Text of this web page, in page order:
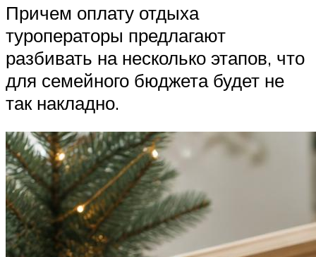
Причем оплату отдыха
туроператоры предлагают
разбивать на несколько этапов, что
для семейного бюджета будет не
так накладно.